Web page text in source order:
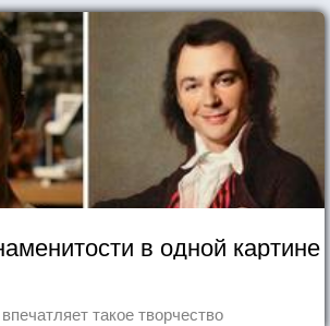
в одной картине
такое творчество